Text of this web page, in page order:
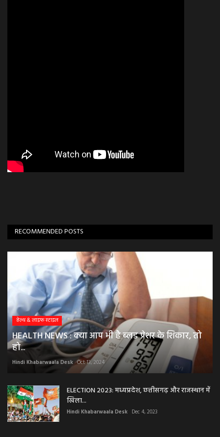
RECOMMENDED POSTS
हेल्थ & लाइफ स्टाइल
HEALTH NEWS : क्या आप भी है ब्लड प्रेशर के शिकार, तो
हो...
Hindi Khabarwaala Desk Oct 13, 2024
ELECTION 2023: मध्यप्रदेश, छत्तीसगढ़ और राजस्थान में
खिला...
Hindi Khabarwaala Desk Dec 4, 2023